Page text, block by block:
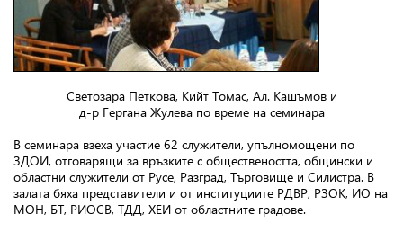
Светозара Петкова, Кийт Томас, Ал. Кашъмов и
д-р Гергана Жулева по време на семинара
В семинара взеха участие 62 служители, упълномощени по
ЗДОИ, отговарящи за връзките с обществеността, общински и
областни служители от Русе, Разград, Търговище и Силистра. В
залата бяха представители и от институциите РДВР, РЗОК, ИО на
МОН, БТ, РИОСВ, ТДД, ХЕИ от областните градове.